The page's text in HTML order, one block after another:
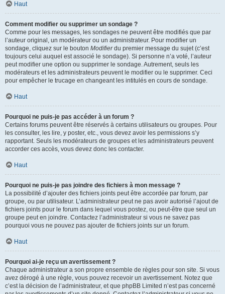
Haut
Comment modifier ou supprimer un sondage ?
Comme pour les messages, les sondages ne peuvent être modifiés que par
l’auteur original, un modérateur ou un administrateur. Pour modifier un
sondage, cliquez sur le bouton Modifierdu premier message du sujet (c’est
toujours celui auquel est associé le sondage). Si personne n’a voté, l’auteur
peut modifier une option ou supprimer le sondage. Autrement, seuls les
modérateurs et les administrateurs peuvent le modifier ou le supprimer. Ceci
pour empêcher le trucage en changeant les intitulés en cours de sondage.
Haut
Pourquoi ne puis-je pas accéder à un forum ?
Certains forums peuvent être réservés à certains utilisateurs ou groupes. Pour
les consulter, les lire, y poster, etc., vous devez avoir les permissions s’y
rapportant. Seuls les modérateurs de groupes et les administrateurs peuvent
accorder ces accès, vous devez donc les contacter.
Haut
Pourquoi ne puis-je pas joindre des fichiers à mon message ?
La possibilité d’ajouter des fichiers joints peut être accordée par forum, par
groupe, ou par utilisateur. L’administrateur peut ne pas avoir autorisé l’ajout de
fichiers joints pour le forum dans lequel vous postez, ou peut-être que seul un
groupe peut en joindre. Contactez l’administrateur si vous ne savez pas
pourquoi vous ne pouvez pas ajouter de fichiers joints sur un forum.
Haut
Pourquoi ai-je reçu un avertissement ?
Chaque administrateur a son propre ensemble de règles pour son site. Si vous
avez dérogé à une règle, vous pouvez recevoir un avertissement. Notez que
c’est la décision de l’administrateur, et que phpBB Limited n’est pas concerné